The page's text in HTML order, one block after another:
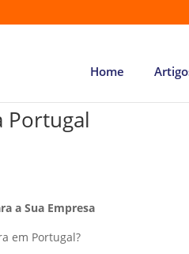
Home
Portugal
a Sua Empresa
em Portugal?